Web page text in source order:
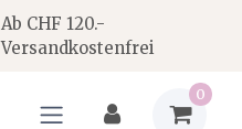
Ab CHF 120.-
Versandkostenfrei
0